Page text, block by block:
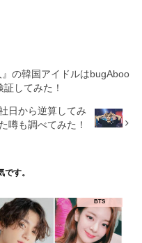
』の韓国アイドルはbugAboo
してみた！
日から逆算してみ
噂も調べてみた！
す。
BTS